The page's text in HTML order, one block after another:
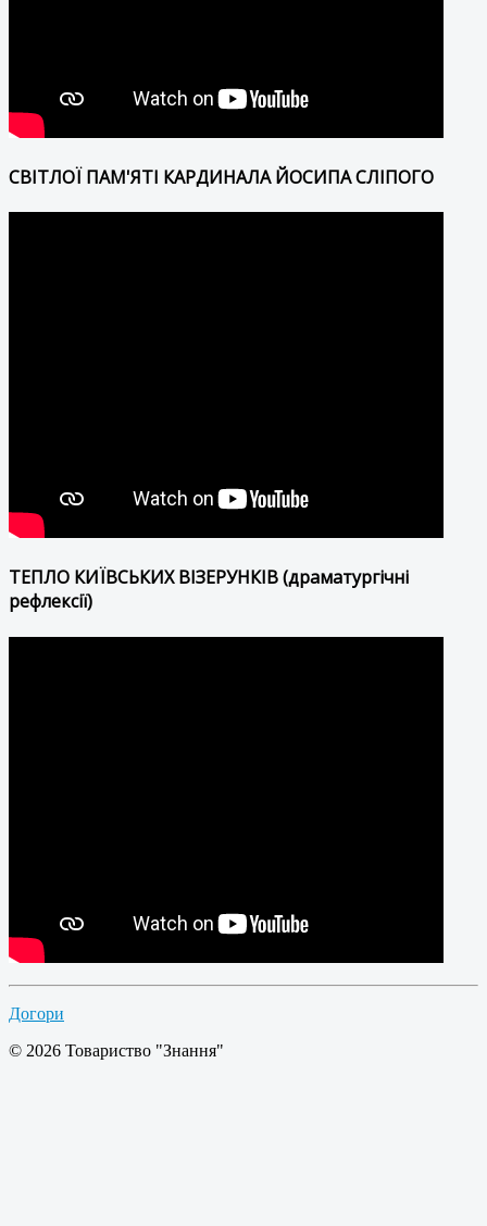
СВІТЛОЇ ПАМ'ЯТІ КАРДИНАЛА ЙОСИПА СЛІПОГО
ТЕПЛО КИЇВСЬКИХ ВІЗЕРУНКІВ (драматургічні
рефлексії)
Догори
© 2026 Товариство "Знання"